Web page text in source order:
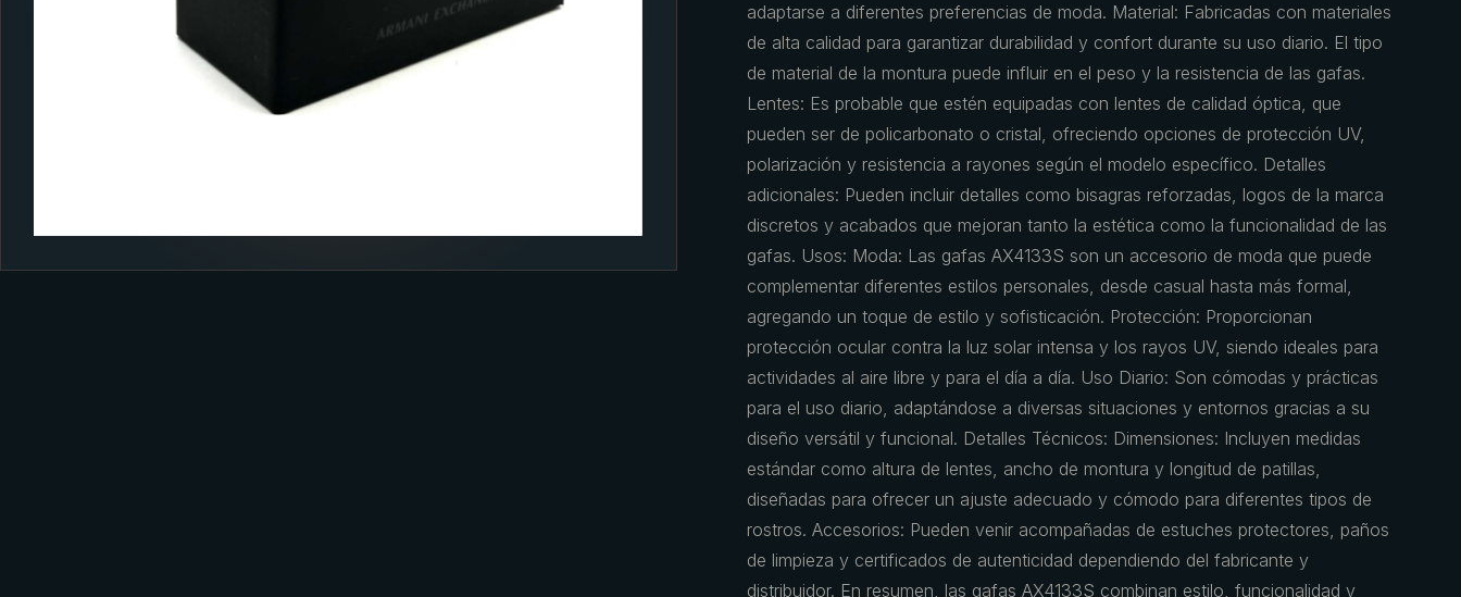
adaptarse a diferentes preferencias de moda. Material: Fabricadas con materiales
de alta calidad para garantizar durabilidad y confort durante su uso diario. El tipo
de material de la montura puede influir en el peso y la resistencia de las gafas.
Lentes: Es probable que estén equipadas con lentes de calidad óptica, que
pueden ser de policarbonato o cristal, ofreciendo opciones de protección UV,
polarización y resistencia a rayones según el modelo específico. Detalles
adicionales: Pueden incluir detalles como bisagras reforzadas, logos de la marca
discretos y acabados que mejoran tanto la estética como la funcionalidad de las
gafas. Usos: Moda: Las gafas AX4133S son un accesorio de moda que puede
complementar diferentes estilos personales, desde casual hasta más formal,
agregando un toque de estilo y sofisticación. Protección: Proporcionan
protección ocular contra la luz solar intensa y los rayos UV, siendo ideales para
actividades al aire libre y para el día a día. Uso Diario: Son cómodas y prácticas
para el uso diario, adaptándose a diversas situaciones y entornos gracias a su
diseño versátil y funcional. Detalles Técnicos: Dimensiones: Incluyen medidas
estándar como altura de lentes, ancho de montura y longitud de patillas,
diseñadas para ofrecer un ajuste adecuado y cómodo para diferentes tipos de
rostros. Accesorios: Pueden venir acompañadas de estuches protectores, paños
de limpieza y certificados de autenticidad dependiendo del fabricante y
distribuidor. En resumen, las gafas AX4133S combinan estilo, funcionalidad y